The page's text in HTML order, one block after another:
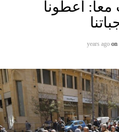
معاً: أعطونا
on